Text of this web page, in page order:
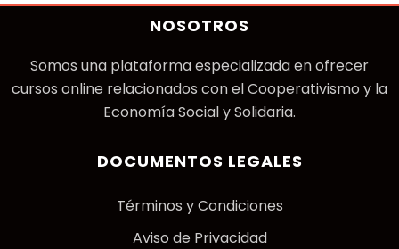
NOSOTROS
Somos una plataforma especializada en ofrecer
cursos online relacionados con el Cooperativismo y la
Economía Social y Solidaria.
DOCUMENTOS LEGALES
Términos y Condiciones
Aviso de Privacidad